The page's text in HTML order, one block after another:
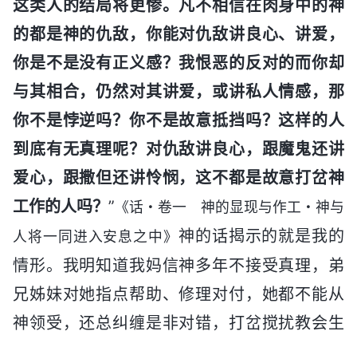
这类人的结局将更惨。凡不相信在肉身中的神
的都是神的仇敌，你能对仇敌讲良心、讲爱，
你是不是没有正义感？我恨恶的反对的而你却
与其相合，仍然对其讲爱，或讲私人情感，那
你不是悖逆吗？你不是故意抵挡吗？这样的人
到底有无真理呢？对仇敌讲良心，跟魔鬼还讲
爱心，跟撒但还讲怜悯，这不都是故意打岔神
工作的人吗？ ” 《话・卷一 神的显现与作工・神与
人将一同进入安息之中》 神的话揭示的就是我的
情形。我明知道我妈信神多年不接受真理，弟
兄姊妹对她指点帮助、修理对付，她都不能从
神领受，还总纠缠是非对错，打岔搅扰教会生